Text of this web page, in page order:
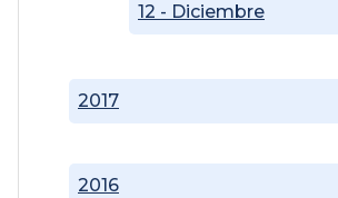
2016
2017
12 - Diciembre